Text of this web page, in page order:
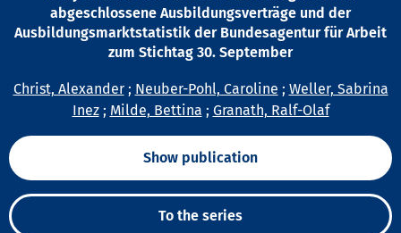
abgeschlossene Ausbildungsverträge und der
Ausbildungsmarktstatistik der Bundesagentur für Arbeit
zum Stichtag 30. September
Christ, Alexander; Neuber-Pohl, Caroline ; Weller, Sabrina
Inez; Milde, Bettina ; Granath, Ralf-Olaf
Show publication
To the series